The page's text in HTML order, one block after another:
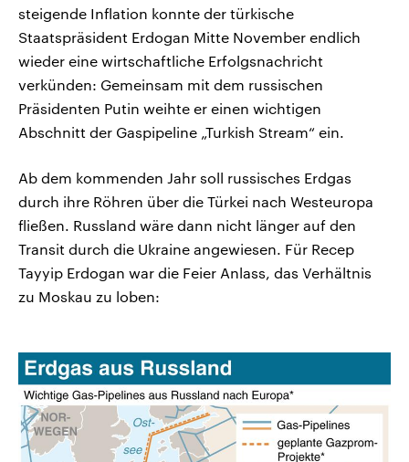
steigende Inflation konnte der türkische
Staatspräsident Erdogan Mitte November endlich
wieder eine wirtschaftliche Erfolgsnachricht
verkünden: Gemeinsam mit dem russischen
Präsidenten Putin weihte er einen wichtigen
Abschnitt der Gaspipeline „Turkish Stream“ ein.
Ab dem kommenden Jahr soll russisches Erdgas
durch ihre Röhren über die Türkei nach Westeuropa
fließen. Russland wäre dann nicht länger auf den
Transit durch die Ukraine angewiesen. Für Recep
Tayyip Erdogan war die Feier Anlass, das Verhältnis
zu Moskau zu loben: